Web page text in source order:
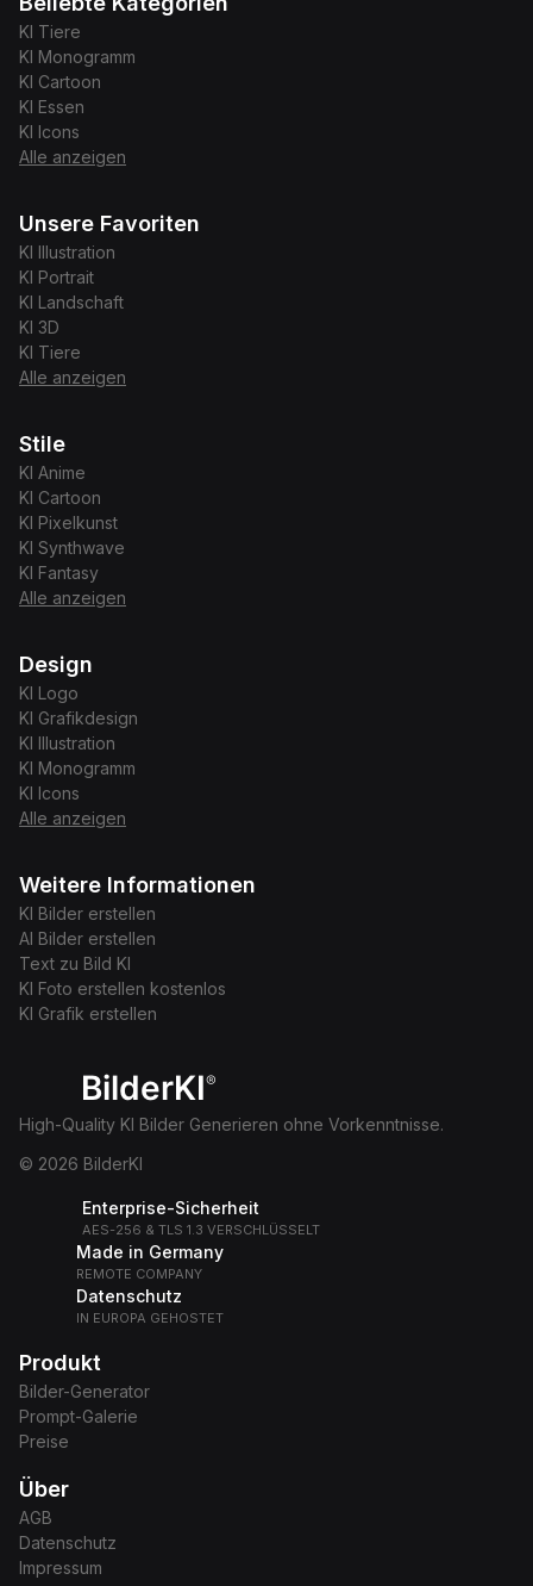
KI Tiere
KI Monogramm
KI Cartoon
KI Essen
KI
Icons
Alle anzeigen
Unsere Favoriten
KI
Illustration
KI Portrait
KI Landschaft
KI 3D
KI Tiere
Alle anzeigen
Stile
KI Anime
KI Cartoon
KI Pixelkunst
KI Synthwave
KI Fantasy
Alle anzeigen
Design
KI Logo
KI Grafikdesign
KI
Illustration
KI Monogramm
KI
Icons
Alle anzeigen
Weitere Informationen
KI Bilder erstellen
AI Bilder erstellen
Text zu Bild KI
KI Foto erstellen kostenlos
KI Grafik erstellen
BilderKI®
High-Quality KI Bilder Generieren ohne Vorkenntnisse.
© 2026 BilderKI
Enterprise-Sicherheit
AES-256 & TLS 1.3 VERSCHLÜSSELT
Made in Germany
REMOTE COMPANY
Datenschutz
IN EUROPA GEHOSTET
Produkt
Bilder-Generator
Prompt-Galerie
Preise
Über
AGB
Datenschutz
Impressum